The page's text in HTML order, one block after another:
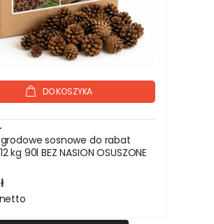
DO KOSZYKA
sosnowe do rabat
kg 90l BEZ NASION OSUSZONE
netto